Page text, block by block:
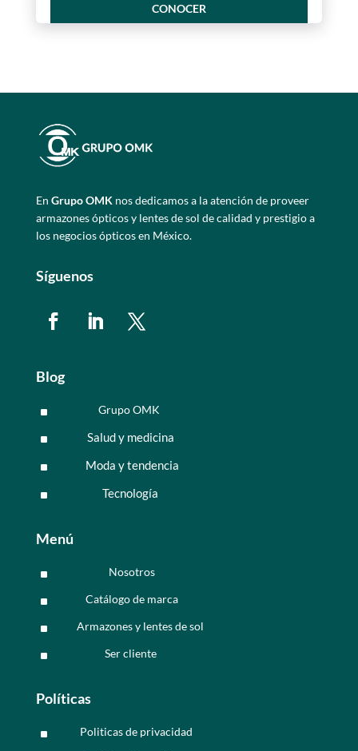
CONOCER
En Grupo OMKnos dedicamos a la atención de proveer
armazones ópticos y lentes de sol de calidad y prestigio a
los negocios ópticos en México.
Síguenos
Blog
^ Grupo OMK
^ Salud y medicina
^ Moda y tendencia
^ Tecnología
Menú
^ Nosotros
^ Catálogo de marca
^ Armazones y lentes de sol
^ Ser cliente
Políticas
^ Politicas de privacidad